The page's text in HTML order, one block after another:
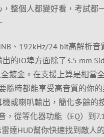
整個人都變好看，考試都
、192kHz/24 bit高解析音
的IO埠方面除了3.5 mm
全鍍金。在支援上算是相當
隨時都能享受高音質的你
或喇叭輸出，簡化多餘的
從等化器功能（EQ）到
達HUD幫你快速找到敵人